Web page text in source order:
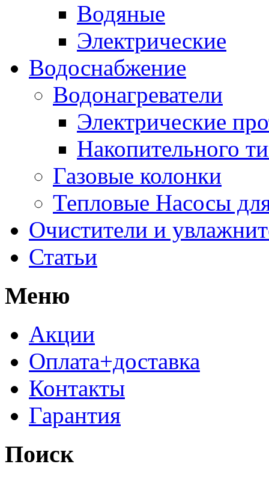
Водяные
Электрические
Водоснабжение
Водонагреватели
Электрические
Накопительного
Газовые колонки
Тепловые Насосы
Очистители и
Статьи
Меню
Акции
Оплата+доставка
Контакты
Гарантия
Поиск